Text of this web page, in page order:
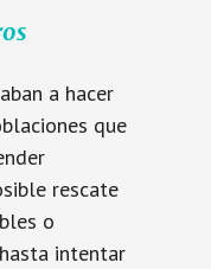
a hacer
que
rescate
o
intentar